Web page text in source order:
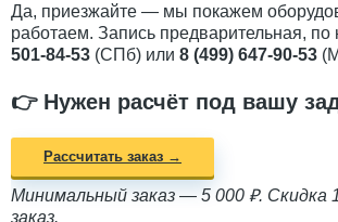
Да, приезжайте — мы покажем
работаем. Запись предварительная, по
501-84-53 (СПб) или 8 (499) 647-90-53
👉 Нужен расчёт под вашу
Рассчитать заказ →
Минимальный заказ — 5 000 ₽. Скидка
заказ.